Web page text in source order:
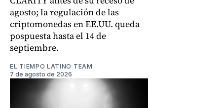
agosto; la regulación de las
criptomonedas en EE.UU. queda
pospuesta hasta el 14 de
septiembre.
EL TIEMPO LATINO TEAM
7 de agosto de 2026